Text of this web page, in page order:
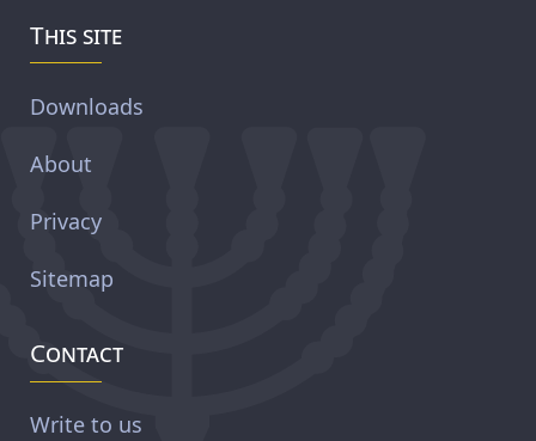
This site
Downloads
About
Privacy
Sitemap
Contact
Write to us